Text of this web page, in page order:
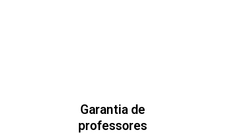
Garantia de
professores